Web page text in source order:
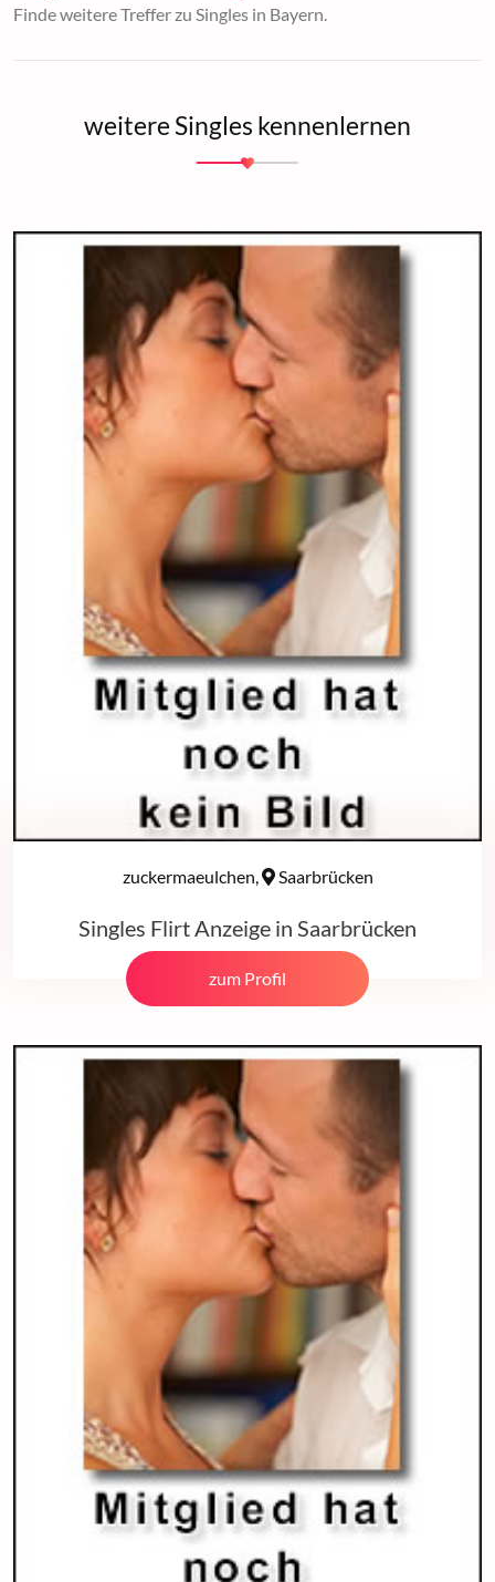
Finde weitere Treffer zu Singles in Bayern.
weitere Singles kennenlernen
zuckermaeulchen, Saarbrücken
Singles Flirt Anzeige in Saarbrücken
zum Profil